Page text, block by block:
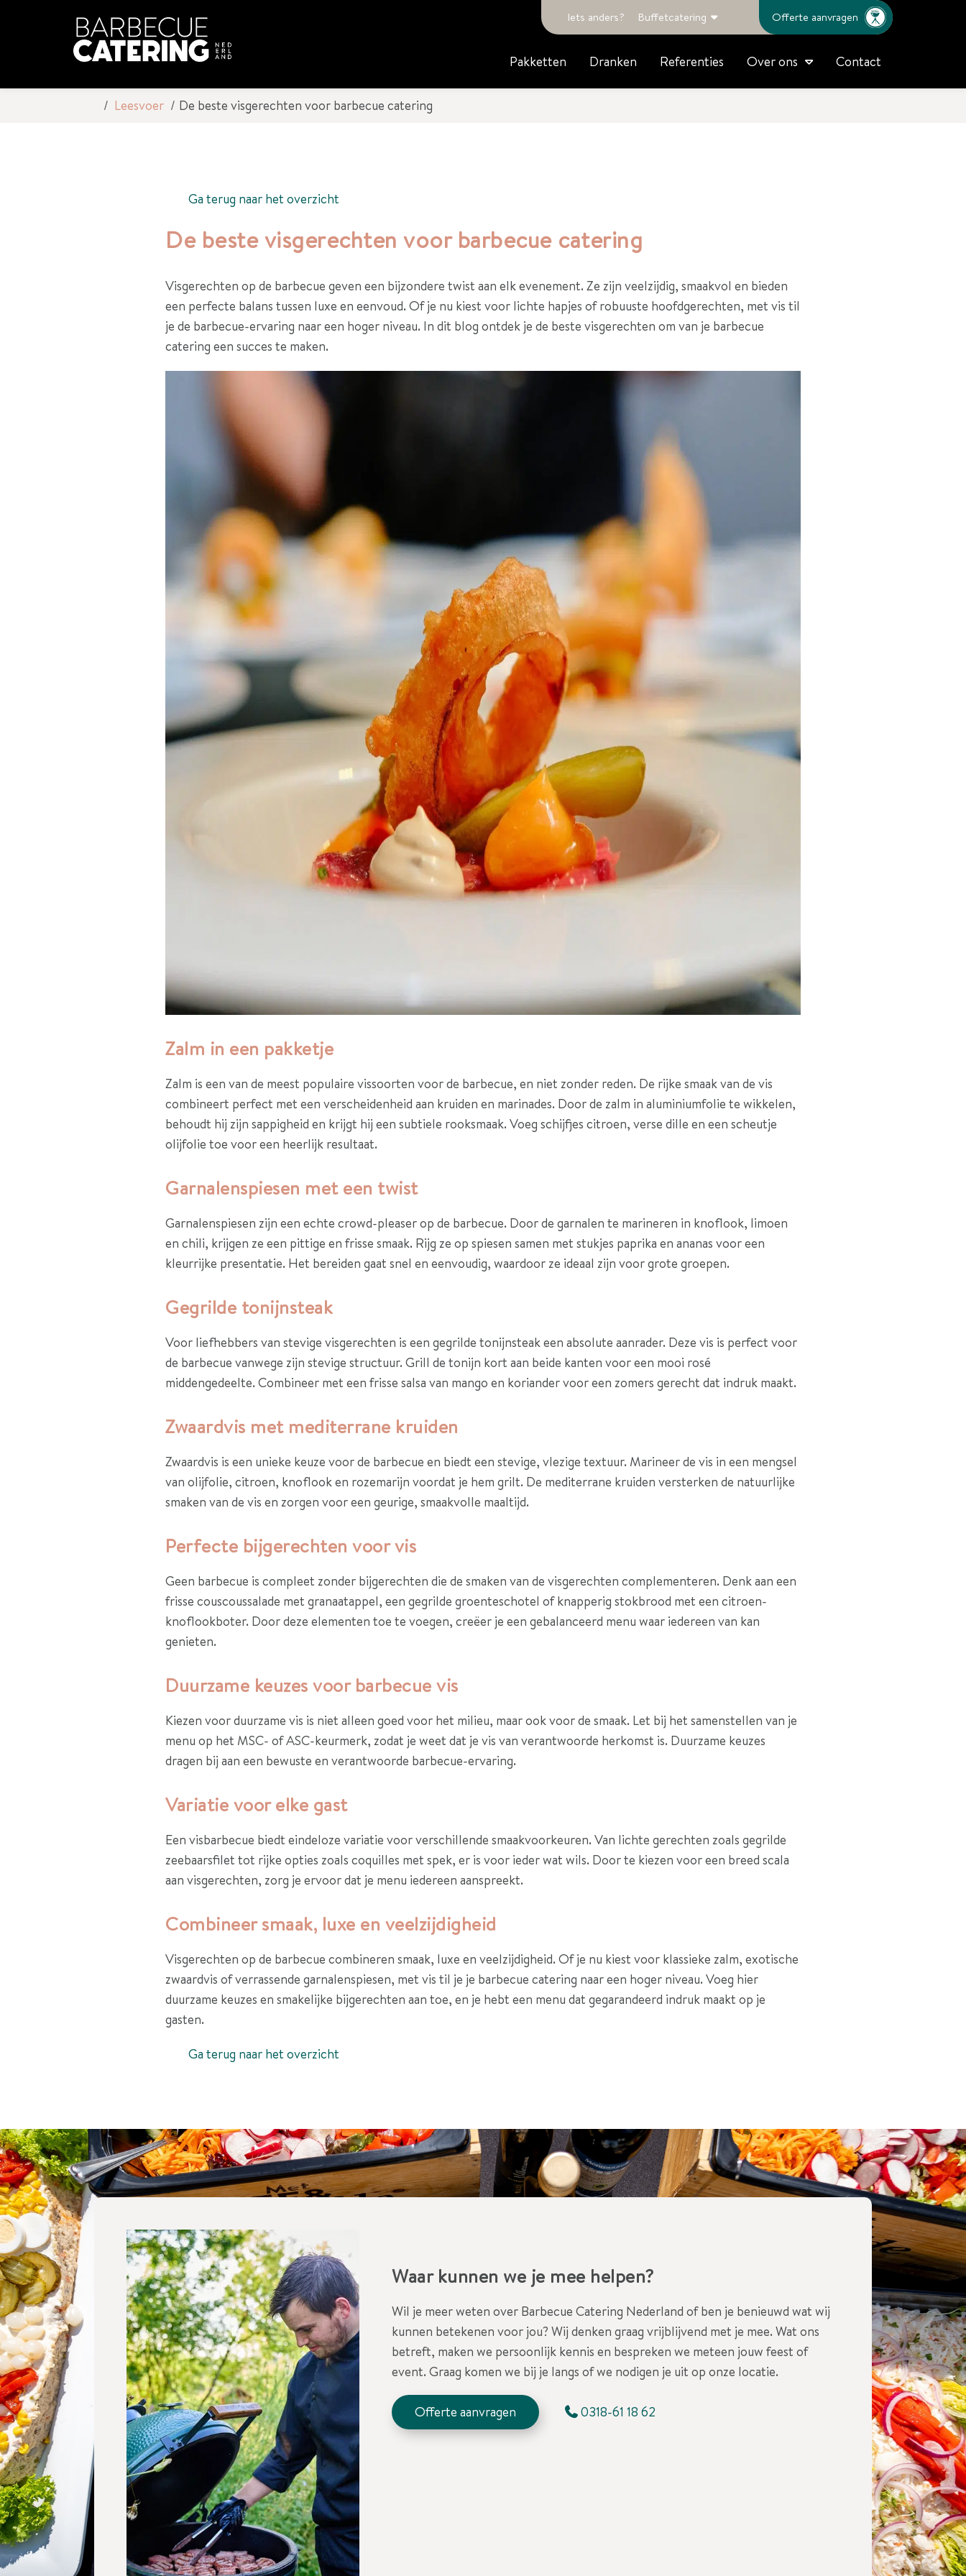
Iets anders? Buffetcatering Offerte aanvragen
Pakketten Dranken Referenties Over ons Contact
Leesvoer De beste visgerechten voor barbecue catering
Ga terug naar het overzicht
De beste visgerechten voor barbecue catering
Visgerechten op de barbecue geven een bijzondere twist aan elk evenement. Ze zijn veelzijdig, smaakvol en bieden
een perfecte balans tussen luxe en eenvoud. Of je nu kiest voor lichte hapjes of robuuste hoofdgerechten, met vis til
je de barbecue-ervaring naar een hoger niveau. In dit blog ontdek je de beste visgerechten om van je barbecue
catering een succes te maken.
Zalm in een pakketje
Zalm is een van de meest populaire vissoorten voor de barbecue, en niet zonder reden. De rijke smaak van de vis
combineert perfect met een verscheidenheid aan kruiden en marinades. Door de zalm in aluminiumfolie te wikkelen,
behoudt hij zijn sappigheid en krijgt hij een subtiele rooksmaak. Voeg schijfjes citroen, verse dille en een scheutje
olijfolie toe voor een heerlijk resultaat.
Garnalenspiesen met een twist
Garnalenspiesen zijn een echte crowd-pleaser op de barbecue. Door de garnalen te marineren in knoflook, limoen
en chili, krijgen ze een pittige en frisse smaak. Rijg ze op spiesen samen met stukjes paprika en ananas voor een
kleurrijke presentatie. Het bereiden gaat snel en eenvoudig, waardoor ze ideaal zijn voor grote groepen.
Gegrilde tonijnsteak
Voor liefhebbers van stevige visgerechten is een gegrilde tonijnsteak een absolute aanrader. Deze vis is perfect voor
de barbecue vanwege zijn stevige structuur. Grill de tonijn kort aan beide kanten voor een mooi rosé
middengedeelte. Combineer met een frisse salsa van mango en koriander voor een zomers gerecht dat indruk maakt.
Zwaardvis met mediterrane kruiden
Zwaardvis is een unieke keuze voor de barbecue en biedt een stevige, vlezige textuur. Marineer de vis in een mengsel
van olijfolie, citroen, knoflook en rozemarijn voordat je hem grilt. De mediterrane kruiden versterken de natuurlijke
smaken van de vis en zorgen voor een geurige, smaakvolle maaltijd.
Perfecte bijgerechten voor vis
Geen barbecue is compleet zonder bijgerechten die de smaken van de visgerechten complementeren. Denk aan een
frisse couscoussalade met granaatappel, een gegrilde groenteschotel of knapperig stokbrood met een citroen-
knoflookboter. Door deze elementen toe te voegen, creëer je een gebalanceerd menu waar iedereen van kan
genieten.
Duurzame keuzes voor barbecue vis
Kiezen voor duurzame vis is niet alleen goed voor het milieu, maar ook voor de smaak. Let bij het samenstellen van je
menu op het MSC- of ASC-keurmerk, zodat je weet dat je vis van verantwoorde herkomst is. Duurzame keuzes
dragen bij aan een bewuste en verantwoorde barbecue-ervaring.
Variatie voor elke gast
Een visbarbecue biedt eindeloze variatie voor verschillende smaakvoorkeuren. Van lichte gerechten zoals gegrilde
zeebaarsfilet tot rijke opties zoals coquilles met spek, er is voor ieder wat wils. Door te kiezen voor een breed scala
aan visgerechten, zorg je ervoor dat je menu iedereen aanspreekt.
Combineer smaak, luxe en veelzijdigheid
Visgerechten op de barbecue combineren smaak, luxe en veelzijdigheid. Of je nu kiest voor klassieke zalm, exotische
zwaardvis of verrassende garnalenspiesen, met vis til je je barbecue catering naar een hoger niveau. Voeg hier
duurzame keuzes en smakelijke bijgerechten aan toe, en je hebt een menu dat gegarandeerd indruk maakt op je
gasten.
Ga terug naar het overzicht
Waar kunnen we je mee helpen?
Wil je meer weten over Barbecue Catering Nederland of ben je benieuwd wat wij
kunnen betekenen voor jou? Wij denken graag vrijblijvend met je mee. Wat ons
betreft, maken we persoonlijk kennis en bespreken we meteen jouw feest of
event. Graag komen we bij je langs of we nodigen je uit op onze locatie.
Offerte aanvragen 0318-61 18 62